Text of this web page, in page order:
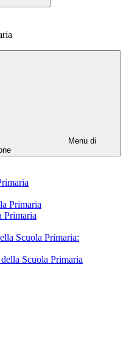
Menu di
Primaria
Primaria
Scuola Primaria:
Scuola Primaria